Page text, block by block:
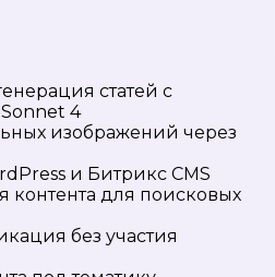
статей с
4
изображений через
и Битрикс CMS
контента для поисковых
без участия